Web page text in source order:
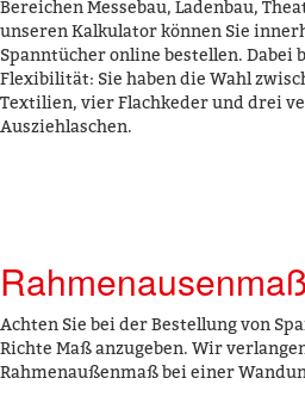
Bereichen Messebau, Ladenbau,
unseren Kalkulator können Sie
Spanntücher online bestellen.
Flexibilität: Sie haben die Wahl
Textilien, vier Flachkeder und drei
Ausziehlaschen.
Rahmenausenmaß
Achten Sie bei der Bestellung von
Richte Maß anzugeben. Wir
Rahmenaußenmaß bei einer